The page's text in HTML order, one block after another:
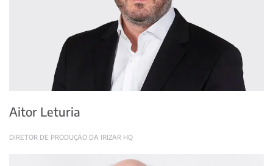
Aitor Leturia
DIRETOR DE PRODUÇÃO DA IRIZAR HQ